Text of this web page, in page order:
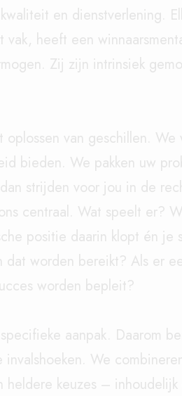
en dienstverlening.
vak, heeft een
Zij zijn intrinsiek
van geschillen. We
bieden. We pakken uw
strijden voor jou in de
centraal. Wat speelt er?
positie daarin klopt én je
dat worden bereikt? Als er
worden bepleit?
aanpak. Daarom
We
keuzes – inhoudelijk